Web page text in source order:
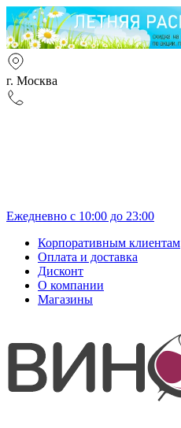
г. Москва
Ежедневно с 10:00 до 23:00
Корпоративным клиентам
Оплата и доставка
Дисконт
О компании
Магазины